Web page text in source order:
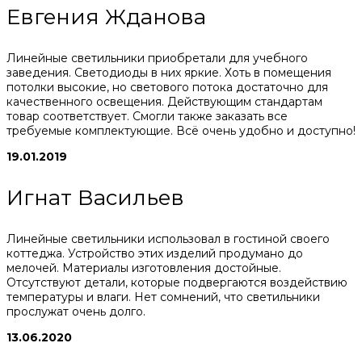
Евгения Жданова
Линейные светильники приобретали для учебного
заведения. Светодиоды в них яркие. Хоть в помещения
потолки высокие, но светового потока достаточно для
качественного освещения. Действующим стандартам
товар соответствует. Смогли также заказать все
требуемые комплектующие. Всё очень удобно и доступно!
19.01.2019
Игнат Васильев
Линейные светильники использовал в гостиной своего
коттеджа. Устройство этих изделий продумано до
мелочей. Материалы изготовления достойные.
Отсутствуют детали, которые подвергаются воздействию
температуры и влаги. Нет сомнений, что светильники
прослужат очень долго.
13.06.2020